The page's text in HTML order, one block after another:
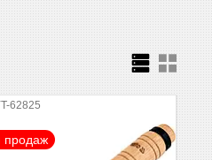
62825
продаж